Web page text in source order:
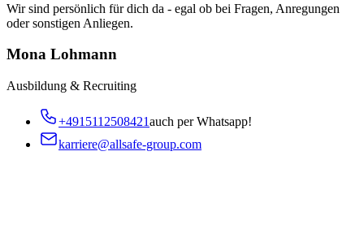
Wir sind persönlich für dich da - egal ob bei Fragen, Anregungen
oder sonstigen Anliegen.
Mona Lohmann
Ausbildung & Recruiting
+4915112508421auch per Whatsapp!
karriere@allsafe-group.com